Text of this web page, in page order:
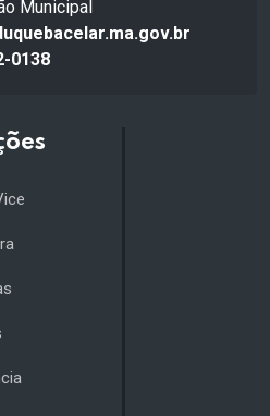
Municipal
0138